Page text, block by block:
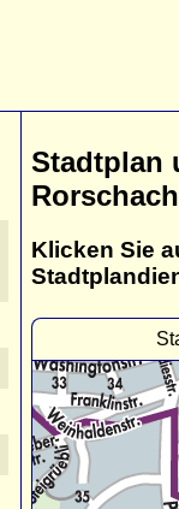
Stadtplan
Klicken Sie